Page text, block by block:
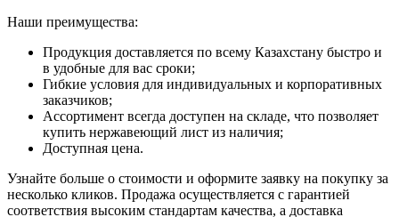
Наши преимущества:
Продукция доставляется по всему Казахстану быстро и
в удобные для вас сроки;
Гибкие условия для индивидуальных и корпоративных
заказчиков;
Ассортимент всегда доступен на складе, что позволяет
купить нержавеющий лист из наличия;
Доступная цена.
Узнайте больше о стоимости и оформите заявку на покупку за
несколько кликов. Продажа осуществляется с гарантией
соответствия высоким стандартам качества, а доставка